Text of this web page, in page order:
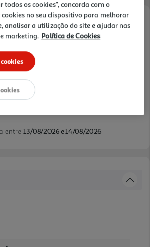
entre 13/08/2026 e 14/08/2026
todos os cookies", concorda com o
no seu dispositivo para melhorar
analisar a utilização do site e ajudar nas
marketing. Política de Cookies